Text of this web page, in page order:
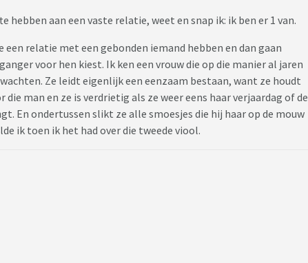
hebben aan een vaste relatie, weet en snap ik: ik ben er 1 van.
relatie met een gebonden iemand hebben en dan gaan
voor hen kiest. Ik ken een vrouw die op die manier al jaren
Ze leidt eigenlijk een eenzaam bestaan, want ze houdt
man en ze is verdrietig als ze weer eens haar verjaardag of de
En ondertussen slikt ze alle smoesjes die hij haar op de mouw
ik toen ik het had over die tweede viool.